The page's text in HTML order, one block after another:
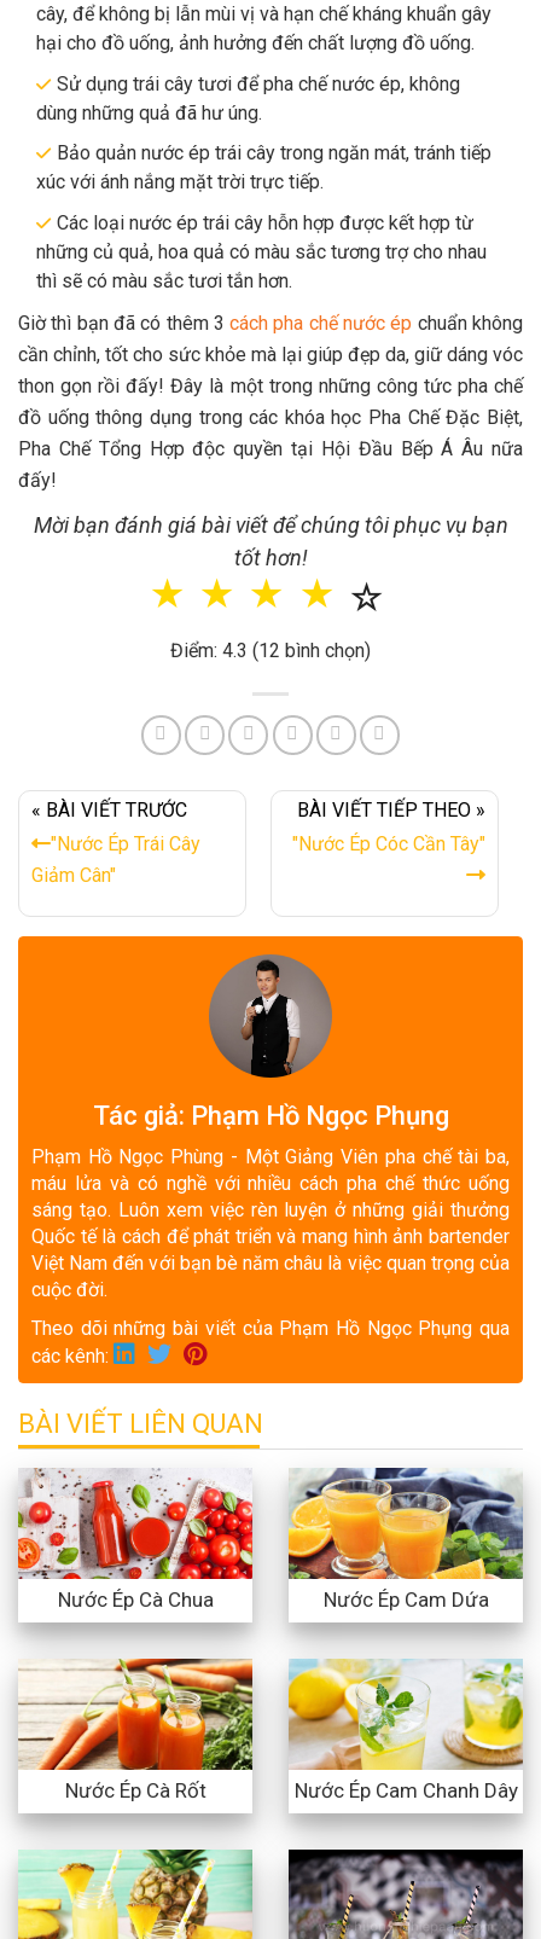
cây, để không bị lẫn mùi vị và hạn chế kháng khuẩn gây
hại cho đồ uống, ảnh hưởng đến chất lượng đồ uống.
Sử dụng trái cây tươi để pha chế nước ép, không
dùng những quả đã hư úng.
Bảo quản nước ép trái cây trong ngăn mát, tránh tiếp
xúc với ánh nắng mặt trời trực tiếp.
Các loại nước ép trái cây hỗn hợp được kết hợp từ
những củ quả, hoa quả có màu sắc tương trợ cho nhau
thì sẽ có màu sắc tươi tắn hơn.
Giờ thì bạn đã có thêm 3cách pha chế nước ép chuẩn không
cần chỉnh, tốt cho sức khỏe mà lại giúp đẹp da, giữ dáng vóc
thon gọn rồi đấy! Đây là một trong những công tức pha chế
đồ uống thông dụng trong các khóa học Pha Chế Đặc Biệt,
Pha Chế Tổng Hợp độc quyền tại Hội Đầu Bếp Á Âu nữa
đấy!
Mời bạn đánh giá bài viết để chúng tôi phục vụ bạn
tốt hơn!
☆
☆
☆
☆
☆
Điểm: 4.3 (12 bình chọn)
« BÀI VIẾT TRƯỚC
"Nước Ép Trái Cây
Giảm Cân"
BÀI VIẾT TIẾP THEO »
"Nước Ép Cóc Cần Tây"
Tác giả: Phạm Hồ Ngọc Phụng
Phạm Hồ Ngọc Phùng - Một Giảng Viên pha chế tài ba,
máu lửa và có nghề với nhiều cách pha chế thức uống
sáng tạo. Luôn xem việc rèn luyện ở những giải thưởng
Quốc tế là cách để phát triển và mang hình ảnh bartender
Việt Nam đến với bạn bè năm châu là việc quan trọng của
cuộc đời.
Theo dõi những bài viết của Phạm Hồ Ngọc Phụng qua
các kênh:
BÀI VIẾT LIÊN QUAN
Nước Ép Cà Chua Nước Ép Cam Dứa
Nước Ép Cà Rốt Nước Ép Cam Chanh Dây